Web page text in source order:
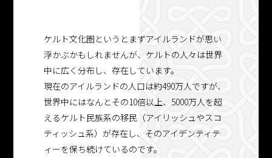
ケルト文化圏というとまずアイルランドが思い
浮かぶかもしれませんが、ケルトの人々は世界
中に広く分布し、存在しています。
現在のアイルランドの人口は約490万人ですが、
世界中にはなんとその10倍以上、5000万人を超
えるケルト民族系の移民（アイリッシュやスコ
ティッシュ系）が存在し、そのアイデンティテ
ィーを保ち続けているのです。